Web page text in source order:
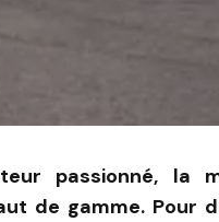
passionné, la
de gamme. Pour